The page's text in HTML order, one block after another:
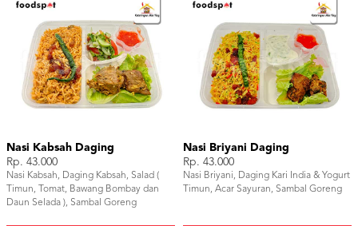
Nasi Kabsah Daging
Rp. 43.000
Nasi Kabsah, Daging Kabsah, Salad (
Timun, Tomat, Bawang Bombay dan
Daun Selada ), Sambal Goreng
Nasi Briyani Daging
Rp. 43.000
Nasi Briyani, Daging Kari India & Yogurt
Timun, Acar Sayuran, Sambal Goreng